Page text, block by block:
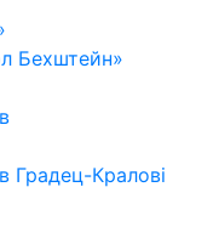
Бехштейн»
Градец-Краловi